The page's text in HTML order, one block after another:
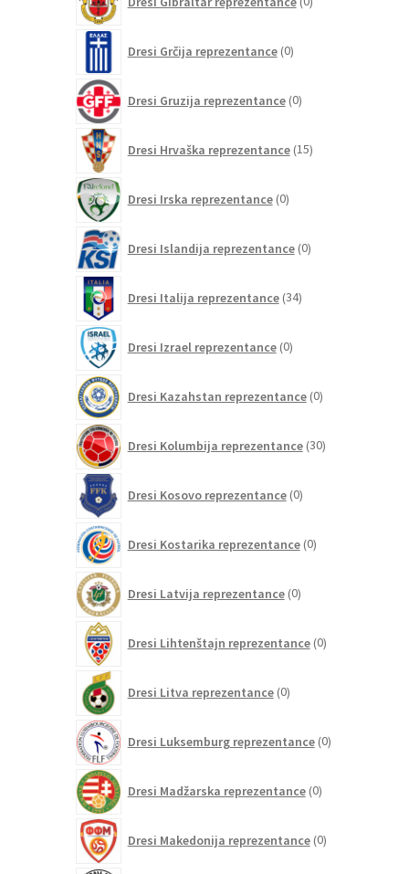
izdelkov
Dresi Grčija reprezentance 0izdelkov
Dresi Gruzija reprezentance 0izdelkov
Dresi Hrvaška reprezentance 15izdelkov
Dresi Irska reprezentance 0izdelkov
Dresi Islandija reprezentance 0izdelkov
Dresi Italija reprezentance 34izdelkov
Dresi Izrael reprezentance 0izdelkov
Dresi Kazahstan reprezentance 0izdelkov
Dresi Kolumbija reprezentance 30izdelkov
Dresi Kosovo reprezentance 0izdelkov
Dresi Kostarika reprezentance 0izdelkov
Dresi Latvija reprezentance 0izdelkov
Dresi Lihtenštajn reprezentance 0izdelkov
Dresi Litva reprezentance 0izdelkov
Dresi Luksemburg reprezentance 0izdelkov
Dresi Madžarska reprezentance 0izdelkov
Dresi Makedonija reprezentance 0izdelkov